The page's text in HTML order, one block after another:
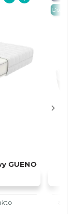
GUENO